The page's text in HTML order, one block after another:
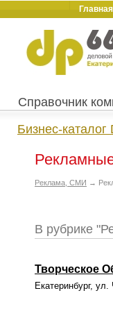
Главная
Справочник
Бизнес-каталог
Рекламные
Реклама, СМИ →
В рубрике
Творческое
Екатеринбург,